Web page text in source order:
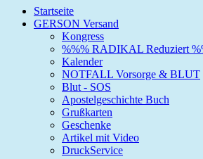
Startseite
GERSON Versand
Kongress
%%% RADIKAL Reduziert
Kalender
NOTFALL Vorsorge & BLUT
Blut - SOS
Apostelgeschichte Buch
Grußkarten
Geschenke
Artikel mit Video
DruckService